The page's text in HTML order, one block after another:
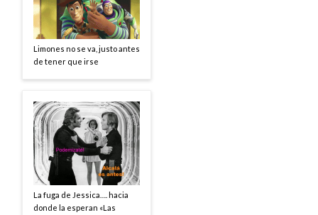
Limones no se va, justo antes
de tener que irse
La fuga de Jessica…. hacia
donde la esperan «Las